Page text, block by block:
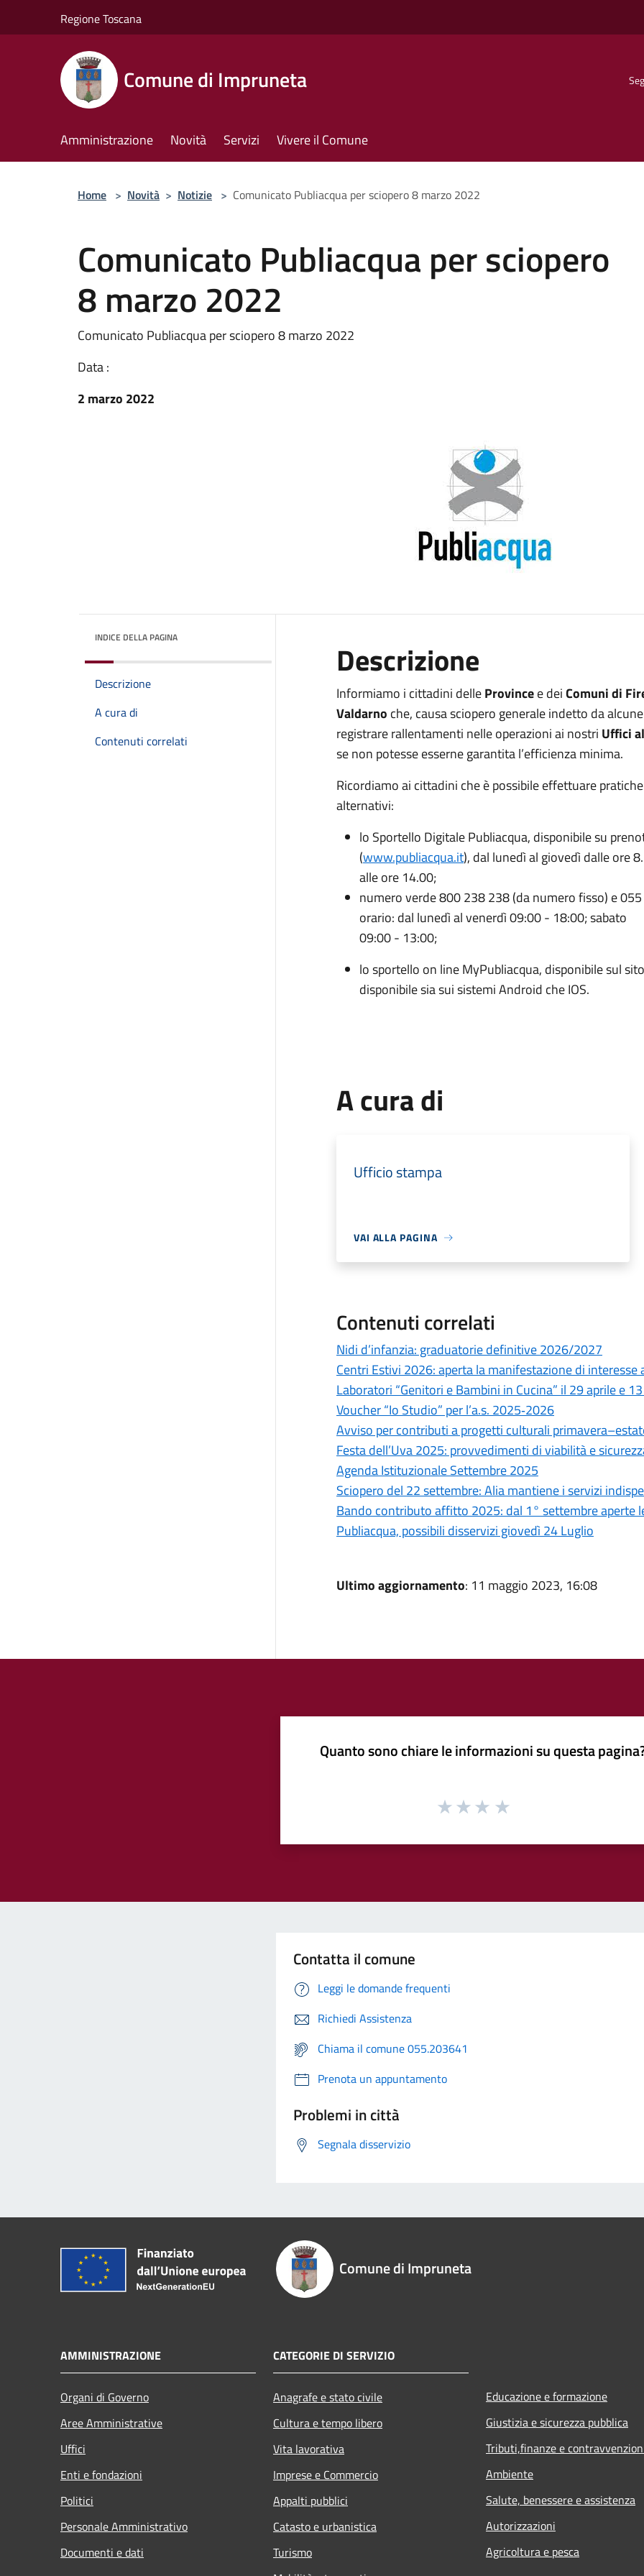
Regione Toscana
Comune di Impruneta
Amministrazione Novità Servizi Vivere il Comune
Home > Novità > Notizie > Comunicato Publiacqua per sciopero 8 marzo 2022
Comunicato Publiacqua per sciopero
8 marzo 2022
Comunicato Publiacqua per sciopero 8 marzo 2022
Data :
2 marzo 2022
INDICE DELLA PAGINA
Descrizione
A cura di
Contenuti correlati
Descrizione
Informiamo i cittadini delleProvincee deiComunidi
Valdarno che, causa sciopero generale indetto da
registrare rallentamenti nelle operazioni ai nostri Uffici
se non potesse esserne garantita l’efficienza minima.
Ricordiamo ai cittadini che è possibile effettuare
alternativi:
lo Sportello Digitale Publiacqua, disponibile su
(www.publiacqua.it), dal lunedì al giovedì dalle ore
alle ore 14.00;
numero verde 800 238 238 (da numero fisso) e
orario: dal lunedì al venerdì 09:00 - 18:00; sabato
09:00 - 13:00;
lo sportello on line MyPubliacqua, disponibile sul
disponibile sia sui sistemi Android che IOS.
A cura di
Ufficio stampa
VAI ALLA PAGINA
Contenuti correlati
Nidi d’infanzia: graduatorie definitive 2026/2027
Centri Estivi 2026: aperta la manifestazione di interesse
Laboratori “Genitori e Bambini in Cucina” il 29 aprile e
Voucher “Io Studio” per l’a.s. 2025‑2026
Avviso per contributi a progetti culturali
Festa dell’Uva 2025: provvedimenti di viabilità e
Agenda Istituzionale Settembre 2025
Sciopero del 22 settembre: Alia mantiene i servizi
Bando contributo affitto 2025: dal 1° settembre aperte
Publiacqua, possibili disservizi giovedì 24 Luglio
Ultimo aggiornamento: 11 maggio 2023, 16:08
Quanto sono chiare le informazioni su questa
Contatta il comune
Leggi le domande frequenti
Richiedi Assistenza
Chiama il comune 055.203641
Prenota un appuntamento
Problemi in città
Segnala disservizio
Comune di Impruneta
AMMINISTRAZIONE
Organi di Governo
Aree Amministrative
Uffici
Enti e fondazioni
Politici
Personale Amministrativo
Documenti e dati
CATEGORIE DI SERVIZIO
Anagrafe e stato civile
Cultura e tempo libero
Vita lavorativa
Imprese e Commercio
Appalti pubblici
Catasto e urbanistica
Turismo
Educazione e formazione
Giustizia e sicurezza pubblica
Tributi,finanze e
Ambiente
Salute, benessere e assistenza
Autorizzazioni
Agricoltura e pesca